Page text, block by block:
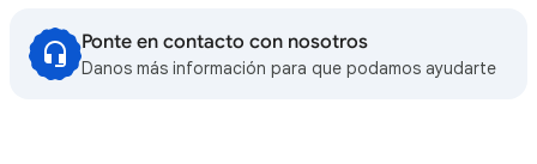
Ponte en contacto con nosotros
Danos más información para que podamos ayudarte